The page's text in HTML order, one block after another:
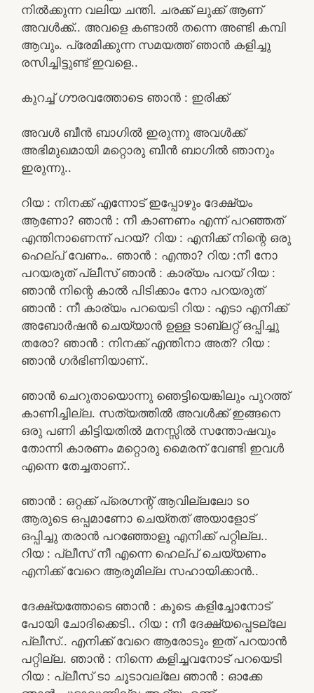
നിൽക്കുന്ന വലിയ ചന്തി. ചരക്ക് ലുക്ക് ആണ്
അവൾക്ക്.. അവളെ കണ്ടാൽ തന്നെ അണ്ടി കമ്പി
ആവും. പ്രേമിക്കുന്ന സമയത്ത് ഞാൻ കളിച്ചു
രസിച്ചിട്ടുണ്ട് ഇവളെ..
കുറച്ച് ഗൗരവത്തോടെ ഞാൻ : ഇരിക്ക്
അവൾ ബീൻ ബാഗിൽ ഇരുന്നു അവൾക്ക്
അഭിമുഖമായി മറ്റൊരു ബീൻ ബാഗിൽ ഞാനും
ഇരുന്നു..
റിയ : നിനക്ക് എന്നോട് ഇപ്പോഴും ദേക്ഷ്യം
ആണോ? ഞാൻ : നീ കാണണം എന്ന് പറഞ്ഞത്
എന്തിനാണെന്ന് പറയ്? റിയ : എനിക്ക് നിന്റെ ഒരു
ഹെല്പ് വേണം.. ഞാൻ : എന്താ? റിയ :നീ നോ
പറയരുത് പ്ലീസ് ഞാൻ : കാര്യം പറയ് റിയ :
ഞാൻ നിന്റെ കാൽ പിടിക്കാം നോ പറയരുത്
ഞാൻ : നീ കാര്യം പറയെടി റിയ : എടാ എനിക്ക്
അബോർഷൻ ചെയ്യാൻ ഉള്ള ടാബ്ലറ്റ് ഒപ്പിച്ചു
തരോ? ഞാൻ : നിനക്ക് എന്തിനാ അത്? റിയ :
ഞാൻ ഗർഭിണിയാണ്..
ഞാൻ ചെറുതായൊന്നു ഞെട്ടിയെങ്കിലും പുറത്ത്
കാണിച്ചില്ല. സത്യത്തിൽ അവൾക്ക് ഇങ്ങനെ
ഒരു പണി കിട്ടിയതിൽ മനസ്സിൽ സന്തോഷവും
തോന്നി കാരണം മറ്റൊരു മൈരന് വേണ്ടി ഇവൾ
എന്നെ തേച്ചതാണ്..
ഞാൻ : ഒറ്റക്ക് പ്രെഗ്നന്റ് ആവില്ലലോ so
ആരുടെ ഒപ്പമാണോ ചെയ്തത് അയാളോട്
ഒപ്പിച്ചു തരാൻ പറഞ്ഞോളൂ എനിക്ക് പറ്റില്ല..
റിയ : പ്ലീസ് നീ എന്നെ ഹെല്പ് ചെയ്യണം
എനിക്ക് വേറെ ആരുമില്ല സഹായിക്കാൻ..
ദേക്ഷ്യത്തോടെ ഞാൻ : കൂടെ കളിച്ചോനോട്
പോയി ചോദിക്കെടി.. റിയ : നീ ദേക്ഷ്യപ്പെടല്ലേ
പ്ലീസ്.. എനിക്ക് വേറെ ആരോടും ഇത് പറയാൻ
പറ്റില്ല. ഞാൻ : നിന്നെ കളിച്ചവനോട് പറയെടി
റിയ : പ്ലീസ് ടാ ചൂടാവല്ലേ ഞാൻ : ഓക്കേ